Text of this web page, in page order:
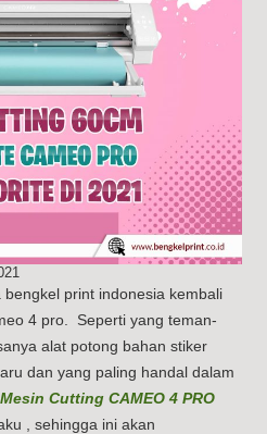
print indonesia kembali
4 pro. Seperti yang teman-
alat potong bahan stiker
dan yang paling handal dalam
Cutting CAMEO 4 PRO
, sehingga ini akan